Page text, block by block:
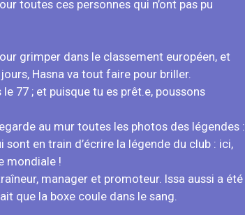
toutes ces personnes qui n’ont pas pu
grimper dans le classement européen, et
Hasna va tout faire pour briller.
77 ; et puisque tu es prêt.e, poussons
au mur toutes les photos des légendes :
sont en train d’écrire la légende du club : ici,
mondiale !
manager et promoteur. Issa aussi a été
que la boxe coule dans le sang.